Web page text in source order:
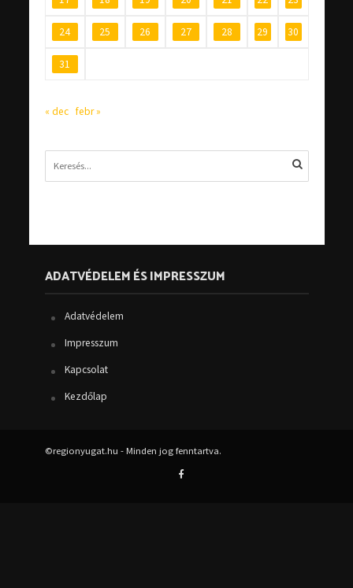
24 25 26 27 28 29 30
31
« dec febr »
ADATVÉDELEM ÉS IMPRESSZUM
Adatvédelem
Impresszum
Kapcsolat
Kezdőlap
©regionyugat.hu - Minden jog fenntartva.